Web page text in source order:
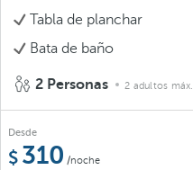
Tabla de planchar
Bata de baño
2 Personas 2 adultos máx.
Desde
310 /noche